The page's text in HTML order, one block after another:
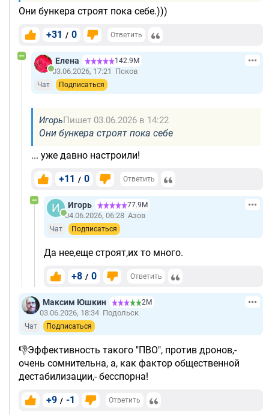
Они бункера строят пока себе.)))
+31 / 0 Ответить
Елена 142.9М
03.06.2026, 17:21 Псков
Чат Подписаться
ИгорьПишет 03.06.2026 в 14:22
Они бункера строят пока себе
... уже давно настроили!
+11 / 0 Ответить
Игорь 77.9М
04.06.2026, 06:28 Азов
Чат Подписаться
Да нее,еще строят,их то много.
+8 / 0 Ответить
Максим Юшкин 2М
03.06.2026, 18:34 Подольск
Чат Подписаться
👎Эффективность такого "ПВО", против дронов,-
очень сомнительна, а, как фактор общественной
дестабилизации,- бесспорна!
+9 / -1 Ответить